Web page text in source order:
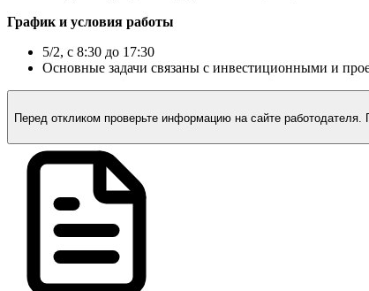
График и условия работы
5/2, с 8:30 до 17:30
Основные задачи связаны с инвестиционными и
Перед откликом проверьте информацию на сайте работодателя.